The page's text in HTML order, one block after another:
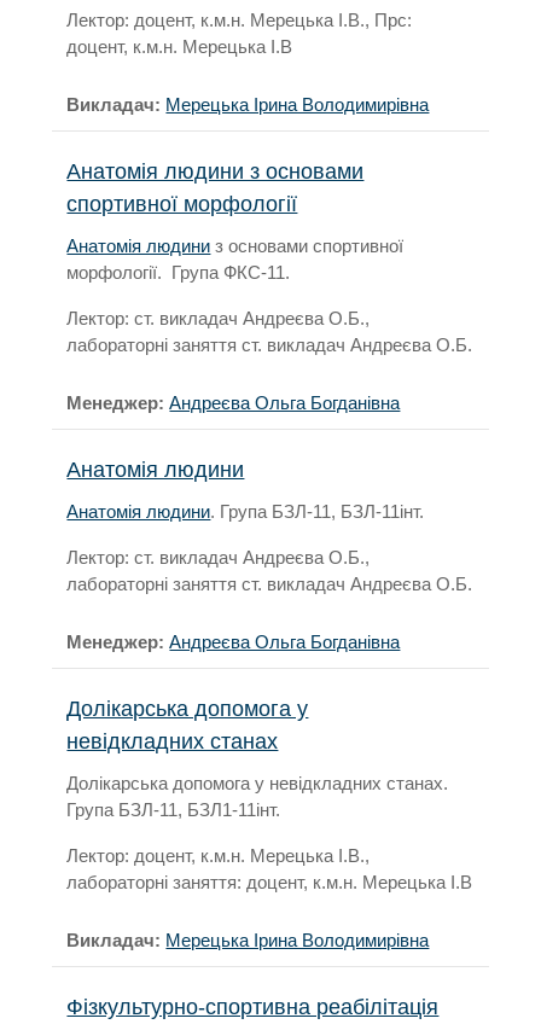
Лектор: доцент, к.м.н. Мерецька І.В., Прс:
доцент, к.м.н. Мерецька І.В
Викладач: Мерецька Ірина Володимирівна
Анатомія людини з основами
спортивної морфології
Анатомія людини з основами спортивної
морфології. Група ФКС-11.
Лектор: ст. викладач Андреєва О.Б.,
лабораторні заняття ст. викладач Андреєва О.Б.
Менеджер:Андреєва Ольга Богданівна
Анатомія людини
Анатомія людини. Група БЗЛ-11, БЗЛ-11інт.
Лектор: ст. викладач Андреєва О.Б.,
лабораторні заняття ст. викладач Андреєва О.Б.
Менеджер:Андреєва Ольга Богданівна
Долікарська допомога у
невідкладних станах
Долікарська допомога у невідкладних станах.
Група БЗЛ-11, БЗЛ1-11інт.
Лектор: доцент, к.м.н. Мерецька І.В.,
лабораторні заняття: доцент, к.м.н. Мерецька І.В
Викладач: Мерецька Ірина Володимирівна
Фізкультурно-спортивна реабілітація